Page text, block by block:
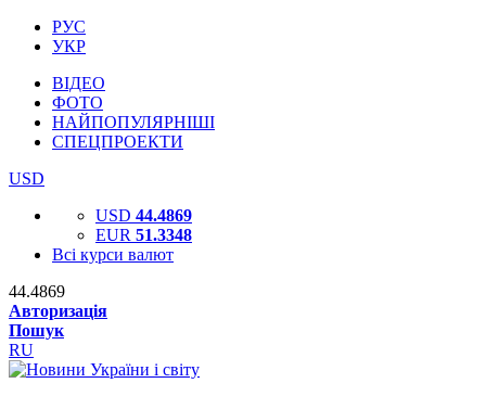
РУС
УКР
ВІДЕО
ФОТО
НАЙПОПУЛЯРНІШІ
СПЕЦПРОЕКТИ
USD
USD 44.4869
EUR 51.3348
Всі курси валют
44.4869
Авторизація
Пошук
RU